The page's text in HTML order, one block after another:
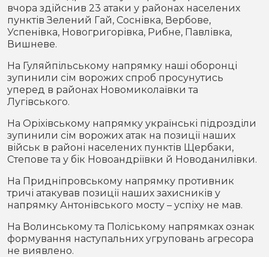
вчора здійснив 23 атаки у районах населених
пунктів Зелений Гай, Соснівка, Вербове,
Успенівка, Новогригорівка, Рибне, Павлівка,
Вишневе.
На Гуляйпільському напрямку наші оборонці
зупинили сім ворожих спроб просунутись
уперед в районах Новомиколаївки та
Лугівського.
На Оріхівському напрямку українські підрозділи
зупинили сім ворожих атак на позиції наших
військ в районі населених пунктів Щербаки,
Степове та у бік Новоандріївки й Новоданилівки.
На Придніпровському напрямку противник
тричі атакував позиції наших захисників у
напрямку Антонівського мосту – успіху не мав.
На Волинському та Поліському напрямках ознак
формування наступальних угруповань агресора
не виявлено.